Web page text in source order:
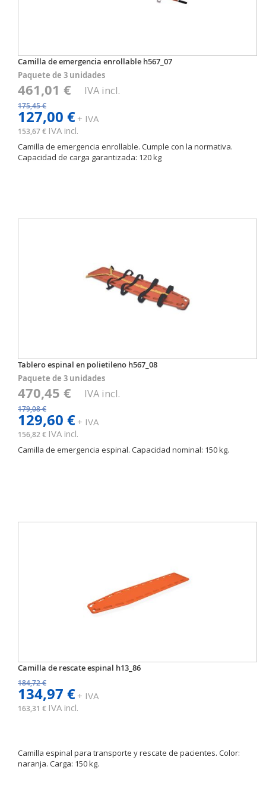
Camilla de emergencia enrollable h567_07
Paquete de 3 unidades
461,01 € IVA incl.
175,45 €
127,00 €+ IVA
153,67 € IVA incl.
Camilla de emergencia enrollable. Cumple con la normativa.
Capacidad de carga garantizada: 120 kg
Tablero espinal en polietileno h567_08
Paquete de 3 unidades
470,45 € IVA incl.
179,08 €
129,60 €+ IVA
156,82 € IVA incl.
Camilla de emergencia espinal. Capacidad nominal: 150 kg.
Camilla de rescate espinal h13_86
184,72 €
134,97 €+ IVA
163,31 € IVA incl.
Camilla espinal para transporte y rescate de pacientes. Color:
naranja. Carga: 150 kg.